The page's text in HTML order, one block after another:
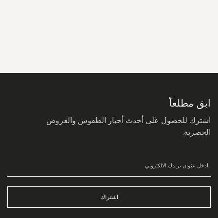
ابق مطلعاً
اشترك للحصول على أحدث أخبار الطقوس والعروض
الحصرية.
اشتراك